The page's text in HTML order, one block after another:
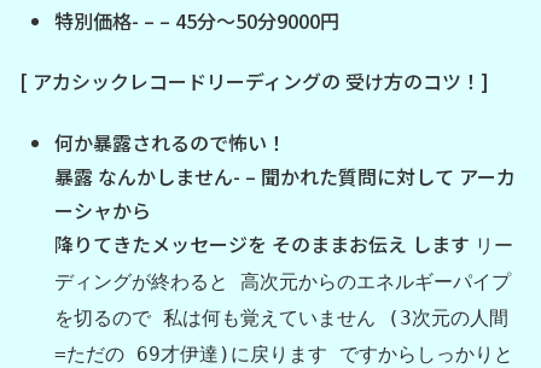
特別価格- – – 45分～50分9000円
[ アカシックレコードリーディングの 受け方のコツ！]
何か暴露されるので怖い！
暴露 なんかしません- – 聞かれた質問に対して アーカ
ーシャから
降りてきたメッセージを そのままお伝え します リー
ディングが終わると 高次元からのエネルギーパイプ
を切るので 私は何も覚えていません (3次元の人間
=ただの 69才伊達)に戻ります ですからしっかりと